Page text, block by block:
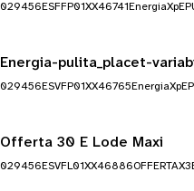
Energia-pulita_placet-
Offerta 30 E Lode Maxi